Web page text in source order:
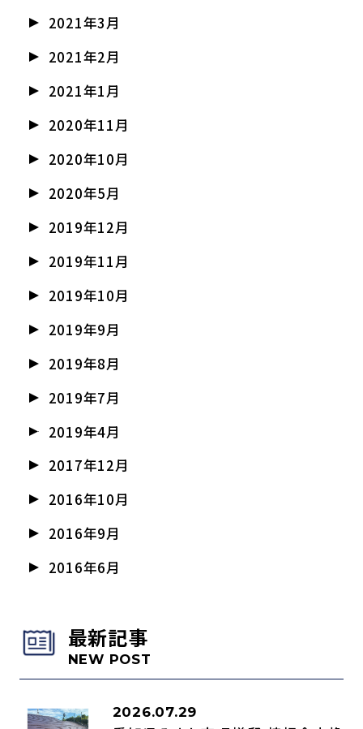
2021年3月
2021年2月
2021年1月
2020年11月
2020年10月
2020年5月
2019年12月
2019年11月
2019年10月
2019年9月
2019年8月
2019年7月
2019年4月
2017年12月
2016年10月
2016年9月
2016年6月
最新記事
NEW POST
2026.07.29